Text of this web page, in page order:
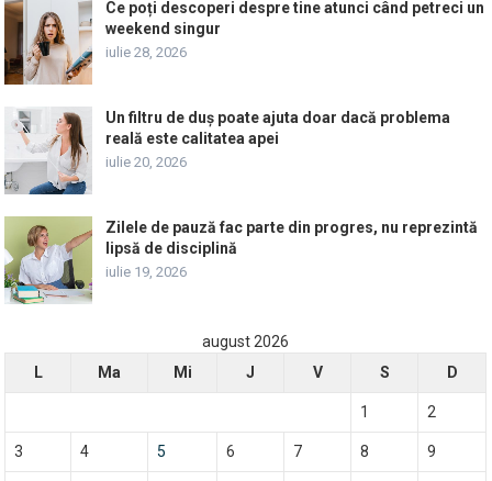
Ce poți descoperi despre tine atunci când petreci un
weekend singur
iulie 28, 2026
Un filtru de duș poate ajuta doar dacă problema
reală este calitatea apei
iulie 20, 2026
Zilele de pauză fac parte din progres, nu reprezintă
lipsă de disciplină
iulie 19, 2026
august 2026
L
Ma Mi J V S D
1 2
3 4 5 6 7 8 9